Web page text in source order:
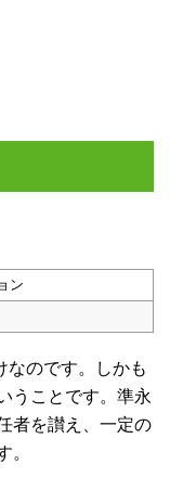
ン
なのです。しかも
うことです。準永
者を讃え、一定の
。